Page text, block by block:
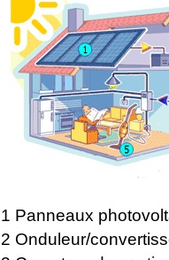
1 Panneaux
2 Onduleur/